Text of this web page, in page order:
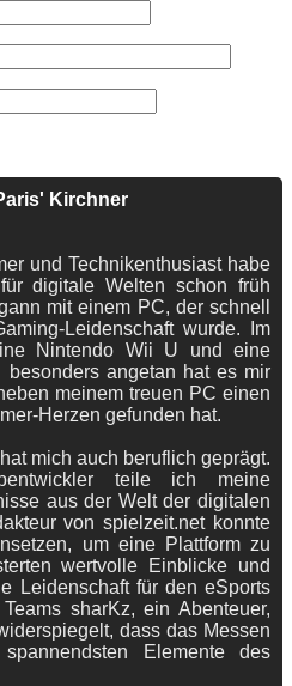
Kirchner
und Technikenthusiast habe
digitale Welten schon früh
mit einem PC, der schnell
Leidenschaft wurde. Im
Nintendo Wii U und eine
besonders angetan hat es mir
meinem treuen PC einen
Herzen gefunden hat.
mich auch beruflich geprägt.
teile ich meine
aus der Welt der digitalen
von spielzeit.net konnte
um eine Plattform zu
wertvolle Einblicke und
Leidenschaft für den eSports
sharKz, ein Abenteuer,
dass das Messen
Elemente des